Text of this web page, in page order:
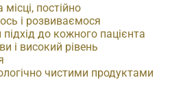
постійно
і розвиваємося
підхід до кожного пацієнта
і високий рівень
чистими продуктами